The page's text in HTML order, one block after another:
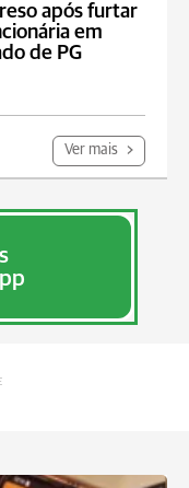
após furtar
em
de PG
Ver mais